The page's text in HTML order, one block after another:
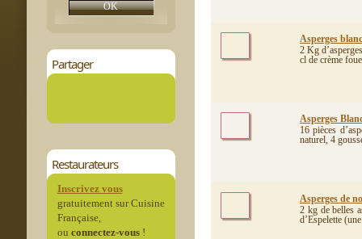
Partager
Restaurateurs
Inscrivez vous
gratuitement sur Cuisine
Française,
ou connectez-vous!
Asperges
2 Kg
cl de crème
Asperges
16 pièces
naturel, 4
Asperges de
2 kg de belles
d’Espelette